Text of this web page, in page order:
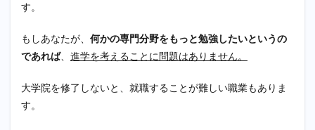
す。
もしあなたが、 何かの専門分野をもっと勉強したいというの
であれば、 進学を考えることに問題はありません。
大学院を修了しないと、就職することが難しい職業もありま
す。